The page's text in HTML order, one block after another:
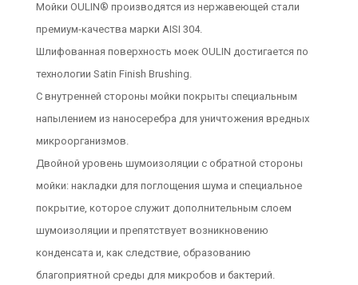
Мойки OULIN® производятся из нержавеющей стали
премиум-качества марки AISI 304.
Шлифованная поверхность моек OULIN достигается по
технологии Satin Finish Brushing.
С внутренней стороны мойки покрыты специальным
напылением из наносеребра для уничтожения вредных
микроорганизмов.
Двойной уровень шумоизоляции с обратной стороны
мойки: накладки для поглощения шума и специальное
покрытие, которое служит дополнительным слоем
шумоизоляции и препятствует возникновению
конденсата и, как следствие, образованию
благоприятной среды для микробов и бактерий.